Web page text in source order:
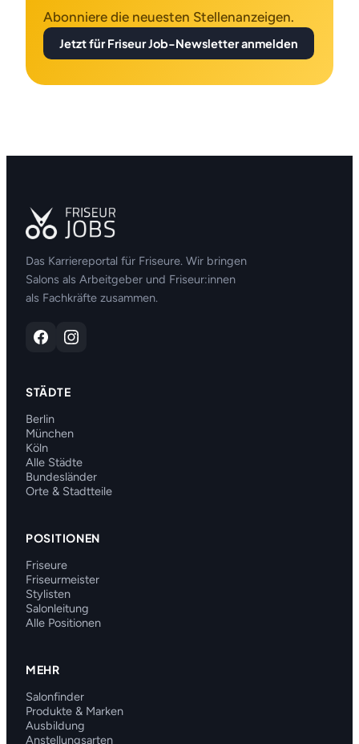
Abonniere die neuesten Stellenanzeigen.
Jetzt für Friseur Job-Newsletter anmelden
Das Karriereportal für Friseure. Wir bringen
Salons als Arbeitgeber und Friseur:innen
als Fachkräfte zusammen.
STÄDTE
Berlin
München
Köln
Alle Städte
Bundesländer
Orte & Stadtteile
POSITIONEN
Friseure
Friseurmeister
Stylisten
Salonleitung
Alle Positionen
MEHR
Salonfinder
Produkte & Marken
Ausbildung
Anstellungsarten